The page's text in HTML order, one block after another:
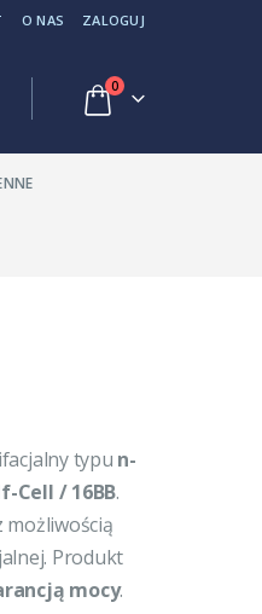
O NAS ZALOGUJ
0
typu n-
Cell / 16BB.
możliwością
Produkt
mocy.